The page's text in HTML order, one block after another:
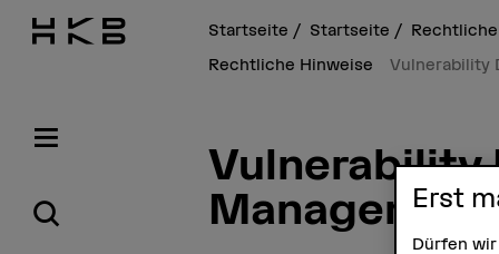
Startseite Startseite
Rechtliche Hinweise
Vulnerability
Vulnerability
Management
Erst
Dürfen